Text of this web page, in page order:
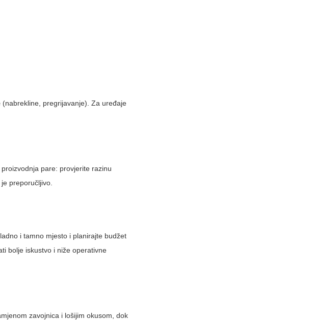
pregrijavanje). Za uređaje
pare: provjerite razinu
preporučljivo.
i tamno mjesto i planirajte budžet
bolje iskustvo i niže operativne
zavojnica i lošijim okusom, dok